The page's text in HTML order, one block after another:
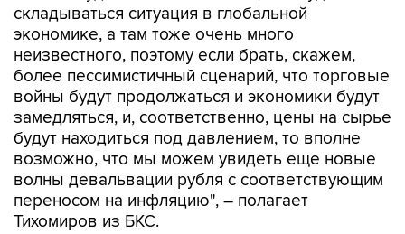
складываться ситуация в глобальной
экономике, а там тоже очень много
неизвестного, поэтому если брать, скажем,
более пессимистичный сценарий, что торговые
войны будут продолжаться и экономики будут
замедляться, и, соответственно, цены на сырье
будут находиться под давлением, то вполне
возможно, что мы можем увидеть еще новые
волны девальвации рубля с соответствующим
переносом на инфляцию", – полагает
Тихомиров из БКС.